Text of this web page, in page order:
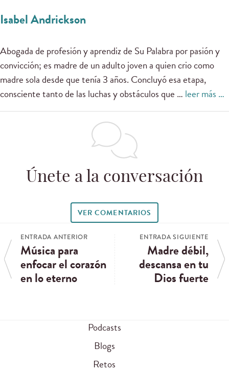
Isabel Andrickson
Abogada de profesión y aprendiz de Su Palabra por pasión y
convicción; es madre de un adulto joven a quien crio como
madre sola desde que tenía 3 años. Concluyó esa etapa,
consciente tanto de las luchas y obstáculos que … leer más …
Únete a la conversación
VER COMENTARIOS
ENTRADA ANTERIOR
Música para
enfocar el corazón
en lo eterno
ENTRADA SIGUIENTE
Madre débil,
descansa en tu
Dios fuerte
Podcasts
Blogs
Retos